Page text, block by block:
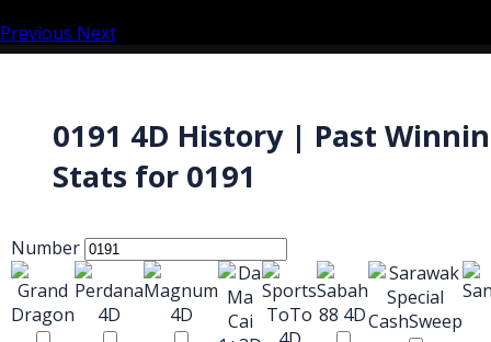
Previous Next
0191 4D History | Past
Stats for 0191
Number